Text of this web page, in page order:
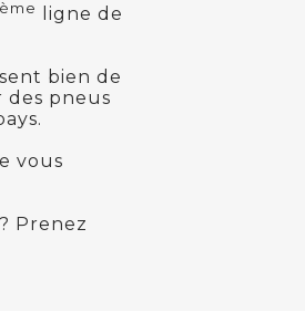
ème
ligne de
bien de
des pneus
vous
Prenez